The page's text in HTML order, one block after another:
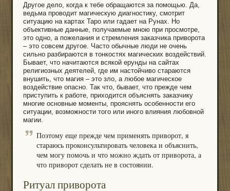
Другое дело, когда к тебе обращаются за помощью. Да,
ведьма проводит магическую диагностику, смотрит
ситуацию на картах Таро или гадает на Рунах. Но
объективные данные, получаемые мною при просмотре,
это одно, а пожелания и стремления заказчика приворота
– это совсем другое. Часто обычные люди не очень
сильно разбираются в тонкостях магических воздействий.
Бывает, что начитаются всякой ерунды на сайтах
религиозных деятелей, где им настойчиво стараются
внушить, что магия – это зло, а любое магическое
воздействие опасно. Так что, бывает, что прежде чем
приступить к работе, приходится объяснять заказчику
многие основные моменты, прояснять особенности его
ситуации, возможности того или иного влияния любовной
магии.
Поэтому еще прежде чем применять приворот, я
стараюсь проконсультировать человека и объяснить,
чем могу помочь и что можно ждать от приворота, а
что приворот сделать не в состоянии.
Ритуал приворота